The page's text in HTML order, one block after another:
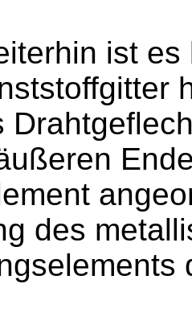
ist
des